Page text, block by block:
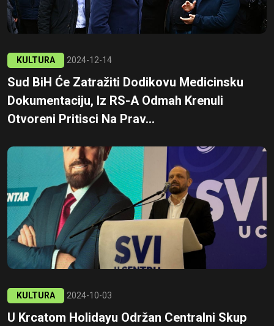
KULTURA 2024-12-14
Sud BiH Će Zatražiti Dodikovu Medicinsku
Dokumentaciju, Iz RS-A Odmah Krenuli
Otvoreni Pritisci Na Prav...
KULTURA 2024-10-03
U Krcatom Holidayu Održan Centralni Skup